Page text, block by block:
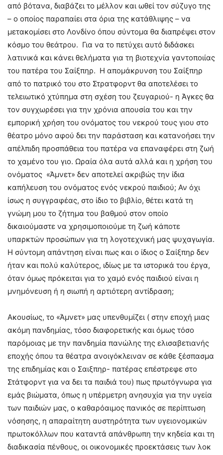
από βότανα, διαβάζει το μέλλον και ωθεί τον σύζυγο της
– ο οποίος παραπαίει στα όρια της κατάθλιψης – να
μετακομίσει στο Λονδίνο όπου σύντομα θα διαπρέψει στον
κόσμο του θεάτρου. Για να το πετύχει αυτό διδάσκει
λατινικά και κάνει θελήματα για τη βιοτεχνία γαντοποιίας
του πατέρα του Σαίξπηρ. Η απομάκρυνση του Σαίξπηρ
από το πατρικό του στο Στρατφορντ θα αποτελέσει το
τελειωτικό χτύπημα στη σχέση του ζευγαριού- η Άγκες θα
τον συγχωρέσει για την χρόνια απουσία του και την
εμπορική χρήση του ονόματος του νεκρού τους γιου στο
θέατρο μόνο αφού δει την παράσταση και κατανοήσει την
απέλπιδη προσπάθεια του πατέρα να επαναφέρει στη ζωή
το χαμένο του γιο. Ωραία όλα αυτά αλλά και η χρήση του
ονόματος «Άμνετ» δεν αποτελεί ακριβώς την ίδια
καπήλευση του ονόματος ενός νεκρού παιδιού; Αν όχι
ίσως η συγγραφέας, στο ίδιο το βιβλίο, θέτει κατά τη
γνώμη μου το ζήτημα του βαθμού στον οποίο
δικαιούμαστε να χρησιμοποιούμε τη ζωή κάποτε
υπαρκτών προσώπων για τη λογοτεχνική μας ψυχαγωγία.
Η σύντομη απάντηση είναι πως και ο ίδιος ο Σαίξπηρ δεν
ήταν και πολύ καλύτερος, ιδίως με τα ιστορικά του έργα,
όταν όμως πρόκειται για το χαμό ενός παιδιού είναι η
μνημόνευση ή η σιωπή η αρτιότερη αντίδραση;
Ακουσίως, το «Άμνετ» μας υπενθυμίζει ( στην εποχή μιας
ακόμη πανδημίας, τόσο διαφορετικής και όμως τόσο
παρόμοιας με την πανδημία πανώλης της ελισαβετιανής
εποχής όπου τα θέατρα ανοιγόκλειναν σε κάθε ξέσπασμα
της επιδημίας και ο Σαιξπηρ- πατέρας επέστρεφε στο
Στάτφορντ για να δει τα παιδιά του) πως πρωτόγνωρα για
εμάς βιώματα, όπως η υπέρμετρη ανησυχία για την υγεία
των παιδιών μας, ο καθαρόαιμος πανικός σε περίπτωση
νόσησης, η απαραίτητη αυστηρότητα των υγειονομικών
πρωτοκόλλων που καταντά απάνθρωπη την κηδεία και τη
διαδικασία πένθους, οι οικονομικές προεκτάσεις των λοκ